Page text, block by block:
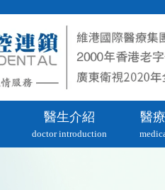
醫生介紹
doctor introduction
醫